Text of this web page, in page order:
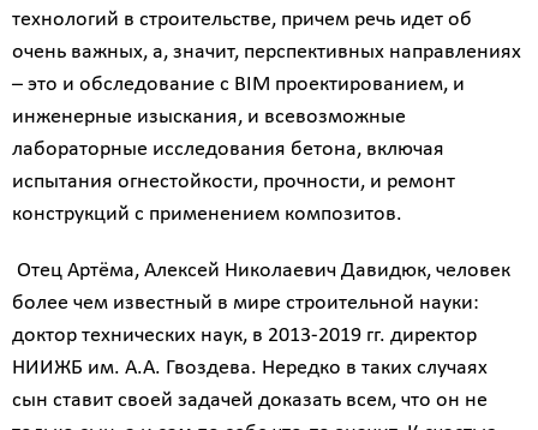
технологий в строительстве, причем речь идет об
очень важных, а, значит, перспективных направлениях
– это и обследование с BIM проектированием, и
инженерные изыскания, и всевозможные
лабораторные исследования бетона, включая
испытания огнестойкости, прочности, и ремонт
конструкций с применением композитов.
Отец Артёма, Алексей Николаевич Давидюк, человек
более чем известный в мире строительной науки:
доктор технических наук, в 2013-2019 гг. директор
НИИЖБ им. А.А. Гвоздева. Нередко в таких случаях
сын ставит своей задачей доказать всем, что он не